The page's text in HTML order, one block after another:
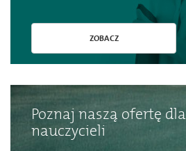
ZOBACZ
Poznaj naszą ofertę dla
nauczycieli